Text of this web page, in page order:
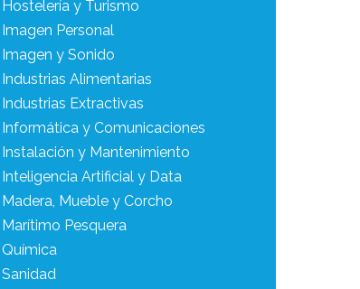
Hostelería y Turismo
Imagen Personal
Imagen y Sonido
Industrias Alimentarias
Industrias Extractivas
Informática y Comunicaciones
Instalación y Mantenimiento
Inteligencia Artificial y Data
Madera, Mueble y Corcho
Marítimo Pesquera
Química
Sanidad